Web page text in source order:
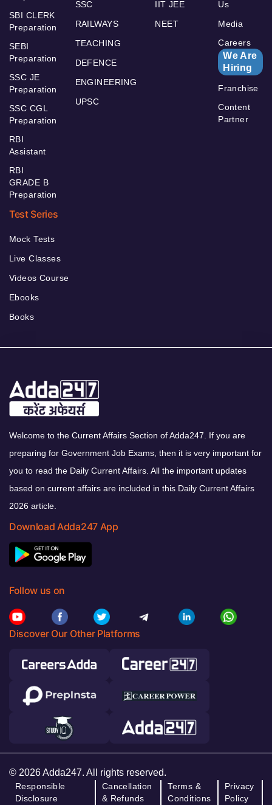
SBI CLERK
Preparation
SEBI
Preparation
SSC JE
Preparation
SSC CGL
Preparation
RBI
Assistant
RBI
GRADE B
Preparation
SSC
RAILWAYS
TEACHING
DEFENCE
ENGINEERING
UPSC
IIT JEE
NEET
Us
Media
Careers
We Are
Hiring
Franchise
Content
Partner
Test Series
Mock Tests
Live Classes
Videos Course
Ebooks
Books
Welcome to the Current Affairs Section of Adda247. If you are
preparing for Government Job Exams, then it is very important for
you to read the Daily Current Affairs. All the important updates
based on current affairs are included in this Daily Current Affairs
2026 article.
Download Adda247 App
Follow us on
Discover Our Other Platforms
© 2026 Adda247. All rights reserved.
Responsible
Disclosure
Cancellation
& Refunds
Terms &
Conditions
Privacy
Policy